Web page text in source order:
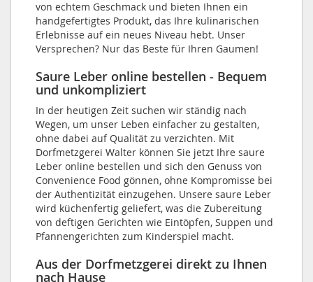
von echtem Geschmack und bieten Ihnen ein
handgefertigtes Produkt, das Ihre kulinarischen
Erlebnisse auf ein neues Niveau hebt. Unser
Versprechen? Nur das Beste für Ihren Gaumen!
Saure Leber online bestellen - Bequem
und unkompliziert
In der heutigen Zeit suchen wir ständig nach
Wegen, um unser Leben einfacher zu gestalten,
ohne dabei auf Qualität zu verzichten. Mit
Dorfmetzgerei Walter können Sie jetzt Ihre saure
Leber online bestellen und sich den Genuss von
Convenience Food gönnen, ohne Kompromisse bei
der Authentizität einzugehen. Unsere saure Leber
wird küchenfertig geliefert, was die Zubereitung
von deftigen Gerichten wie Eintöpfen, Suppen und
Pfannengerichten zum Kinderspiel macht.
Aus der Dorfmetzgerei direkt zu Ihnen
nach Hause